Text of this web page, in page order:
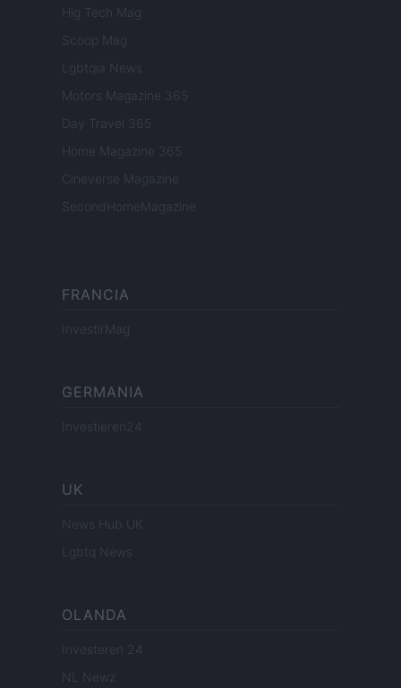
Hig Tech Mag
Scoop Mag
Lgbtqia News
Motors Magazine 365
Day Travel 365
Home Magazine 365
Cineverse Magazine
SecondHomeMagazine
FRANCIA
InvestirMag
GERMANIA
Investieren24
UK
News Hub UK
Lgbtq News
OLANDA
Investeren 24
NL Newz